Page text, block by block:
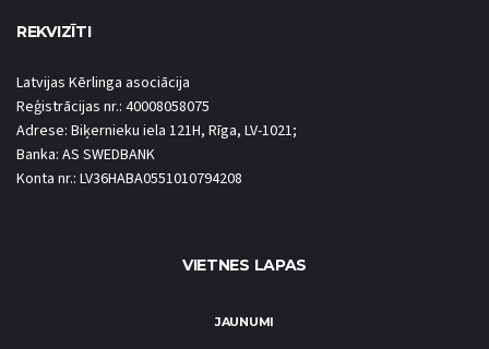
REKVIZĪTI
Latvijas Kērlinga asociācija
Reģistrācijas nr.: 40008058075
Adrese: Biķernieku iela 121H, Rīga, LV-1021;
Banka: AS SWEDBANK
Konta nr.: LV36HABA0551010794208
VIETNES LAPAS
JAUNUMI